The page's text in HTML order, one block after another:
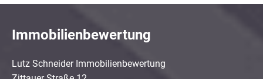
Immobilienbewertung
Lutz Schneider Immobilienbewertung